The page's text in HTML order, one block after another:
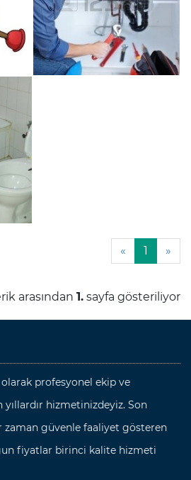
« 1 »
arasından 1. sayfa gösteriliyor
profesyonel ekip ve
yıllardır hizmetinizdeyiz. Son
güvenle faaliyet gösteren
fiyatlar birinci kalite hizmeti